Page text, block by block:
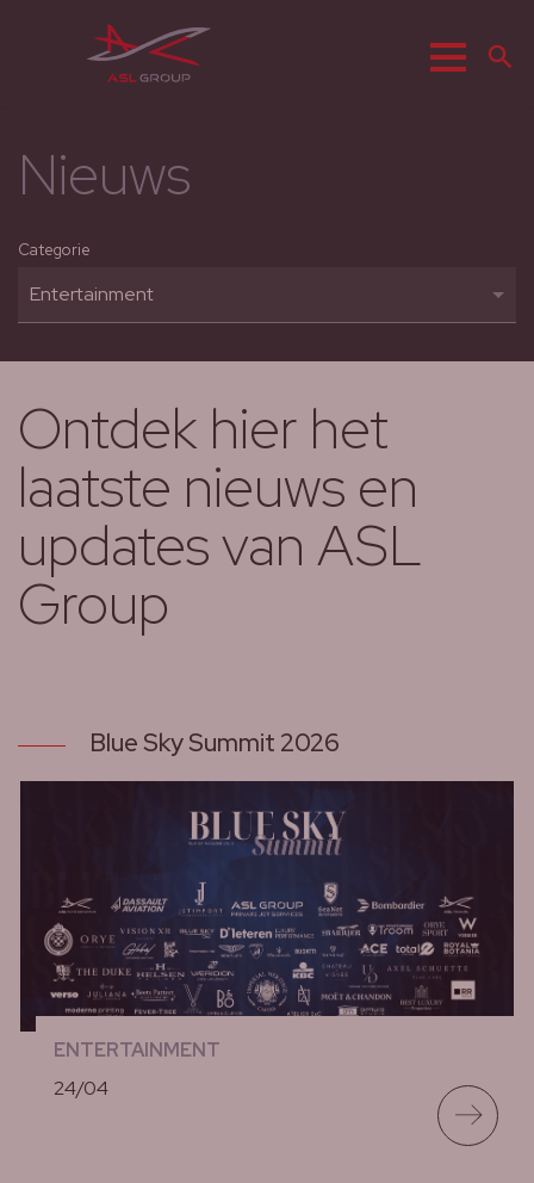
Menu
Nieuws
Categorie
Ontdek hier het
laatste nieuws en
updates van ASL
Group
Blue Sky Summit 2026
ENTERTAINMENT
24/04